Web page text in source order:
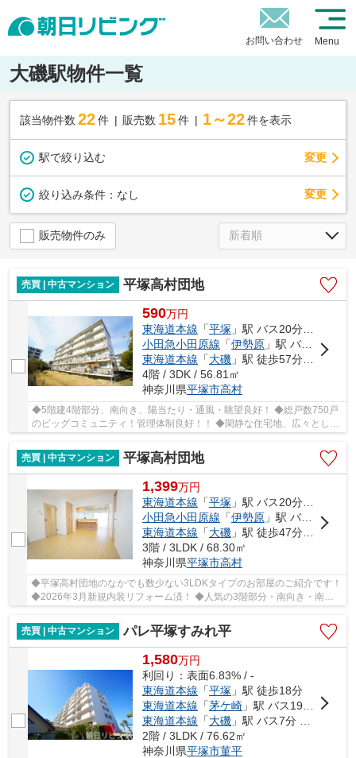
お問い合わせ Menu
大磯駅物件一覧
該当物件数 22件 販売数 15 件 1～22 件を表示
駅で絞り込む 変更
絞り込み条件： なし 変更
販売物件のみ
売買 | 中古マンション 平塚高村団地
590万円
東海道本線 「平塚 」駅 バス20分 「勝原小学校前」 停歩1分
小田急小田原線 「伊勢原 」駅 バス34分 「勝原小学校前」 停歩1分
東海道本線 「大磯 」駅 徒歩57分車14分 5.8km
4階 / 3DK / 56.81㎡
神奈川県平塚市高村
◆5階建4階部分、南向き、陽当たり・通風・眺望良好！ ◆総戸数750戸
のビッグコミュニティ！管理体制良好！！ ◆閑静な住宅地、広々とした
売買 | 中古マンション
平塚高村団地
1,399万円
東海道本線 「平塚 」駅 バス20分 「高村団地」 停歩2分
小田急小田原線 「伊勢原」駅 バス37分 「高村団地」 停歩2分
東海道本線 「大磯」駅 徒歩47分車14分 5.8km
3階 / 3LDK / 68.30㎡
神奈川県平塚市高村
◆平塚高村団地のなかでも数少ない3LDKタイプのお部屋のご紹介です！
◆2026年3月新規内装リフォーム済！ ◆人気の3階部分・南向き・南北
両面バルコニー、陽当たり・通風・眺望良好！ ◆緑...
売買 | 中古マンション
パレ平塚すみれ平
1,580万円
利回り：表面6.83% / -
東海道本線 「平塚 」駅 徒歩18分
東海道本線 「茅ケ崎 」駅 バス19分 「平塚駅北口」 停歩20分
東海道本線 「大磯 」駅 バス7分 「すみれ平局前」 停歩3分
2階 / 3LDK / 76.62㎡
神奈川県平塚市菫平